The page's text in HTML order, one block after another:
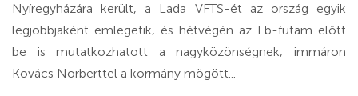
Nyíregyházára került, a Lada VFTS-ét az ország egyik
legjobbjaként emlegetik, és hétvégén az Eb-futam előtt
be is mutatkozhatott a nagyközönségnek, immáron
Kovács Norberttel a kormány mögött...